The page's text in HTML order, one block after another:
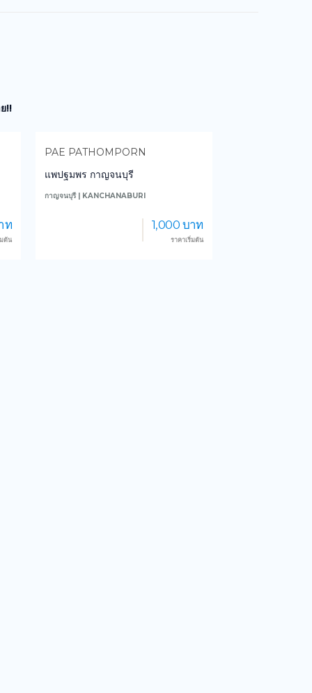
!!
ท
มต้น
GOODVIEW RESORT
กู๊ดวิว รีสอร์ท แอนด์ เรสเตอรอง
กาญจนบุรี | KANCHANABURI
800 บาท
ราคาเริ่มต้น